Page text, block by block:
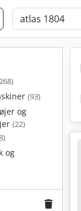
(93)
og
(22)
og